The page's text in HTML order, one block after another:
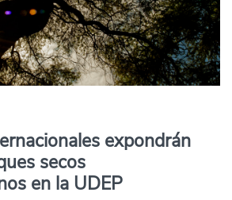
expondrán
secos
en la UDEP